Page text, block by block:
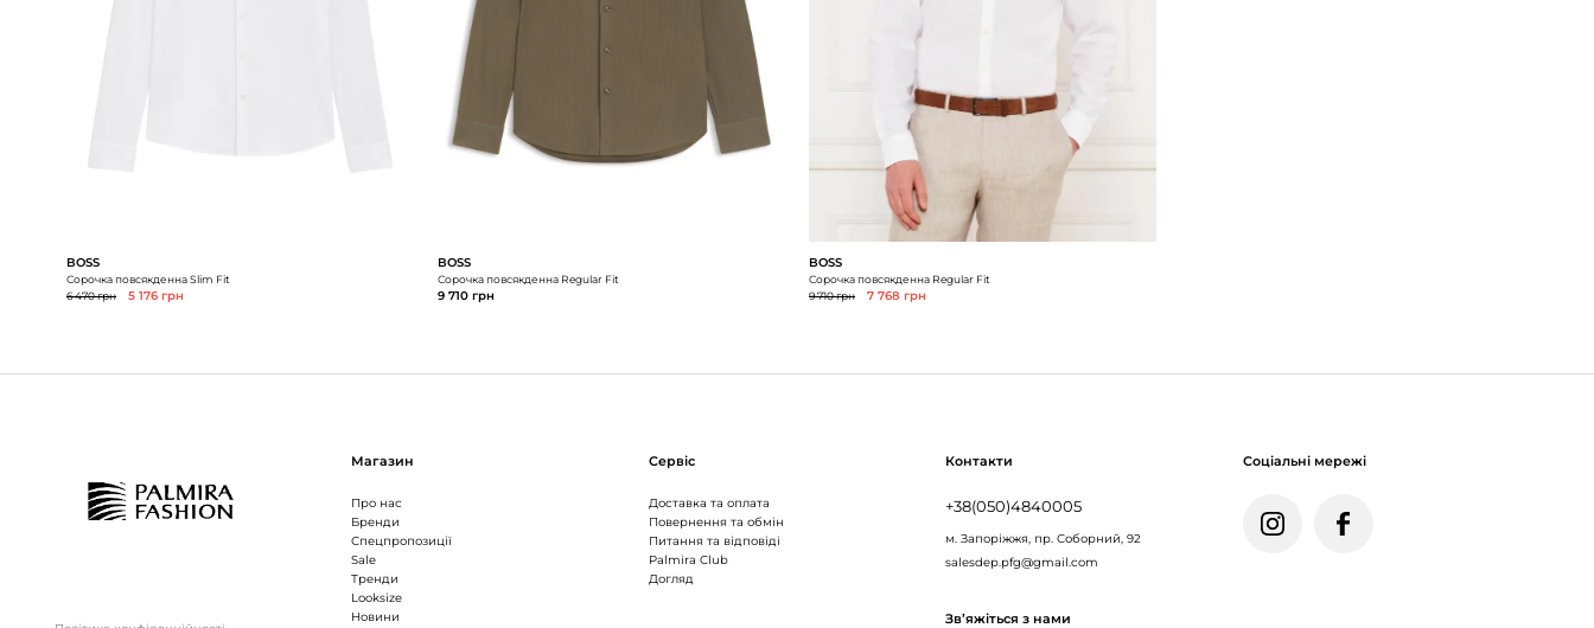
BOSS
Сорочка повсякденна Slim Fit
6 470 грн
5 176 грн
BOSS
Сорочка повсякденна Regular Fit
9 710 грн
BOSS
Сорочка повсякденна Regular Fit
9 710 грн
7 768 грн
Магазин
Про нас
Бренди
Спецпропозиції
Sale
Тренди
Looksize
Новини
Сервіс
Доставка та оплата
Повернення та обмін
Питання та відповіді
Palmira Club
Догляд
Контакти
+38(050)4840005
м. Запоріжжя, пр. Соборний, 92
salesdep.pfg@gmail.com
Зв’яжіться з нами
Соціальні мережі